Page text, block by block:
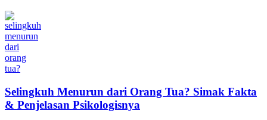
Selingkuh Menurun dari Orang Tua? Simak Fakta
& Penjelasan Psikologisnya